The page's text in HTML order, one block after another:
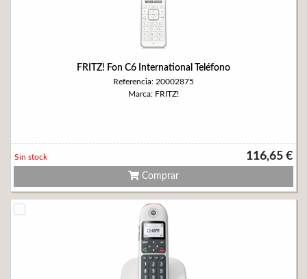
FRITZ! Fon C6 International Teléfono
Referencia: 20002875
Marca: FRITZ!
116,65 €
Sin stock
Comprar